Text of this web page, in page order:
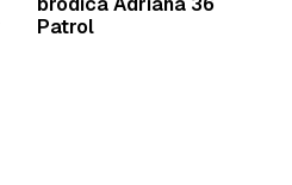
Patrol